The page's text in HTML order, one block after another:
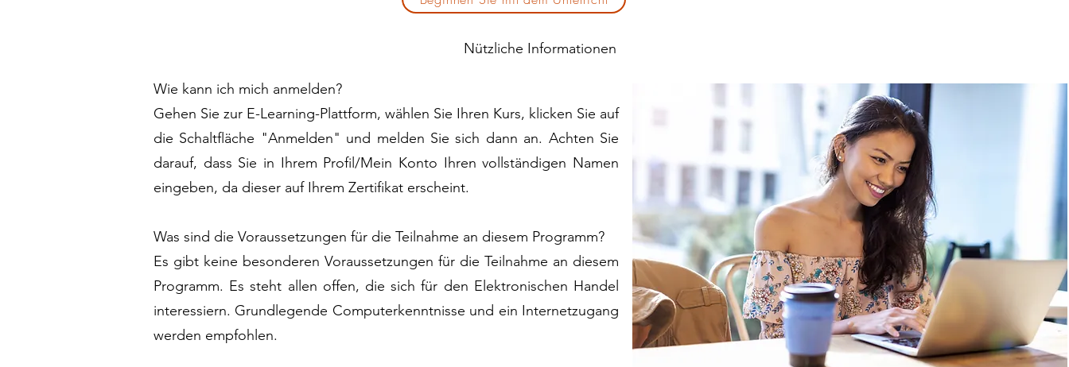
Nützliche Informationen
Wie kann ich mich anmelden?
Gehen Sie zur E-Learning-Plattform, wählen Sie Ihren Kurs, klicken Sie auf
die Schaltfläche "Anmelden" und melden Sie sich dann an. Achten Sie
darauf, dass Sie in Ihrem Profil/Mein Konto Ihren vollständigen Namen
eingeben, da dieser auf Ihrem Zertifikat erscheint.
Was sind die Voraussetzungen für die Teilnahme an diesem Programm?
Es gibt keine besonderen Voraussetzungen für die Teilnahme an diesem
Programm. Es steht allen offen, die sich für den Elektronischen Handel
interessiern. Grundlegende Computerkenntnisse und ein Internetzugang
werden empfohlen.